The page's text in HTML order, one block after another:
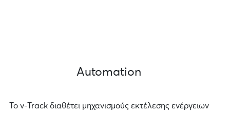
Automation
Το v-Track διαθέτει μηχανισμούς εκτέλεσης ενέργειων